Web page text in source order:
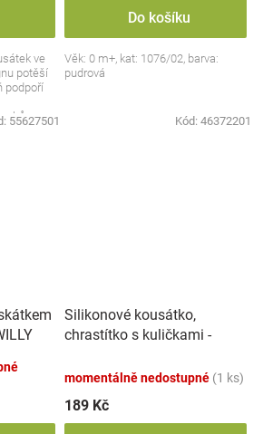
ve
potěší
podpoří
55627501
Do košíku
Věk: 0 m+, kat: 1076/02, barva:
pudrová
Kód: 46372201
Silikonové kousátko,
chrastítko s kuličkami -
momentálně nedostupné (1 ks)
189 Kč